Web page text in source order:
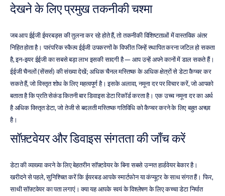
देखने के लिए प्रमुख तकनीकी चश्मा
जब आप ईईजी ईयरबड्स की तुलना कर रहे होते हैं, तो तकनीकी विशिष्टताओं में वास्तविक अंतर
निहित होता है। पारंपरिक स्कैल्प ईईजी उपकरणों के विपरीत जिन्हें स्थापित करना जटिल हो सकता
है, इन-इयर ईईजी का सबसे बड़ा लाभ इसकी सादगी है — आप उन्हें अपने कानों में डाल सकते हैं।
ईईजी चैनलों (सेंसर्स) की संख्या देखें; अधिक चैनल मस्तिष्क के अधिक क्षेत्रों से डेटा कैप्चर कर
सकते हैं, जो विस्तृत शोध के लिए महत्वपूर्ण है। इसके अलावा, नमूना दर पर विचार करें, जो आपको
बताता है कि प्रति सेकंड कितनी बार डिवाइस डेटा रिकॉर्ड करता है। एक उच्च नमूना दर का अर्थ
है अधिक विस्तृत डेटा, जो तेजी से बदलती मस्तिष्क गतिविधि को कैप्चर करने के लिए बहुत अच्छा
है।
सॉफ़्टवेयर और डिवाइस संगतता की जाँच करें
डेटा की व्याख्या करने के लिए बेहतरीन सॉफ़्टवेयर के बिना सबसे उन्नत हार्डवेयर बेकार है।
खरीदने से पहले, सुनिश्चित करें कि ईयरबड आपके स्मार्टफोन या कंप्यूटर के साथ संगत हैं। फिर,
साथी सॉफ़्टवेयर का पता लगाएं। क्या यह आपके स्वयं के विश्लेषण के लिए कच्चा डेटा निर्यात